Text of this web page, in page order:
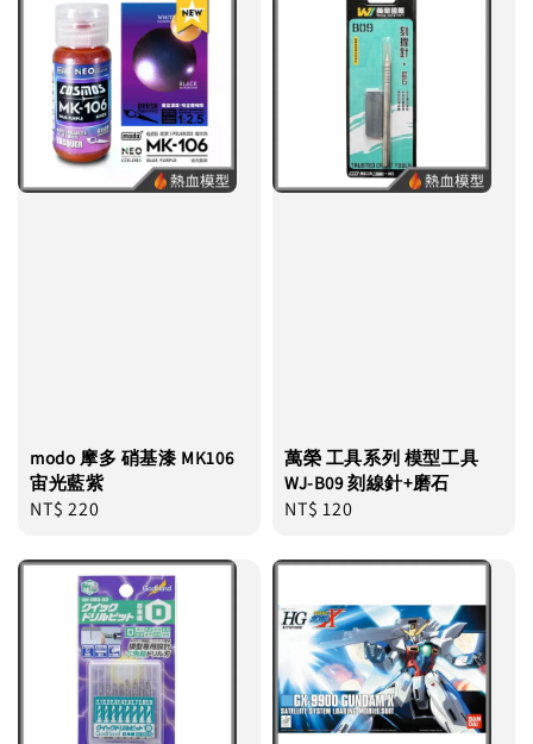
modo 摩多 硝基漆 MK106
宙光藍紫
Regular
NT$ 220
萬榮 工具系列 模型工具
WJ-B09 刻線針+磨石
Regular
NT$ 120